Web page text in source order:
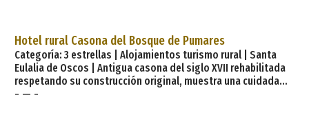
satisfacer las necesidades y deseos de los clientes sobre
tranquilidad y comodidad. Las vistas desde el Hotel nos
muestran u
Hotel rural Casona del Bosque de Pumares
Categoría: 3 estrellas | Alojamientos turismo rural | Santa
Eulalia de Oscos | Antigua casona del siglo XVII rehabilitada
respetando su construcción original, muestra una cuidada
decoración, con muebles antiguos restaurados. Situada en
- — -